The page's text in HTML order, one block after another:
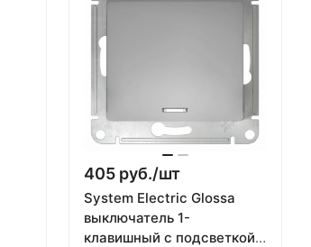
405 руб./шт
System Electric Glossa
выключатель 1-
клавишный с подсветкой